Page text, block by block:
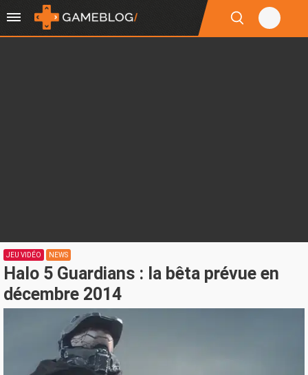
JEU VIDÉO NEWS
Halo 5 Guardians : la bêta prévue en
décembre 2014